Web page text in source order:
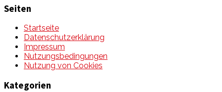
Seiten
Startseite
Datenschutzerklärung
Impressum
Nutzungsbedingungen
Nutzung von Cookies
Kategorien